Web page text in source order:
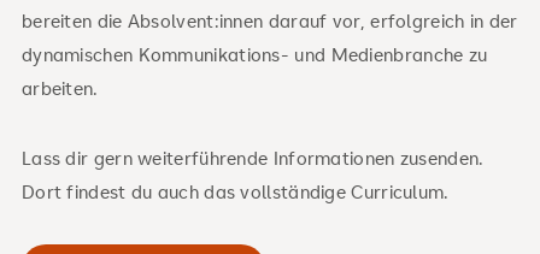
bereiten die Absolvent:innen darauf vor, erfolgreich in der
dynamischen Kommunikations- und Medienbranche zu
arbeiten.
Lass dir gern weiterführende Informationen zusenden.
Dort findest du auch das vollständige Curriculum.